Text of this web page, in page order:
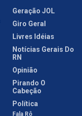
Geração JOL
Giro Geral
Livres Idéias
Notícias Gerais Do
RN
Opinião
Pirando O
Cabeção
Política
Fala Rô